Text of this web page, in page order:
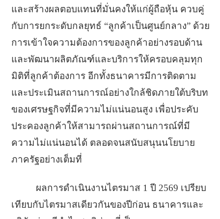
และสร้างผลตอบแทนที่มั่นคงให้แก่ผู้ถือหุ้น ควบคู่
กับการยกระดับกลยุทธ์ “ลูกค้าเป็นศูนย์กลาง” ด้วย
การเข้าใจความต้องการของลูกค้าอย่างรอบด้าน
และพัฒนาผลิตภัณฑ์และบริการให้ครอบคลุมทุก
มิติที่ลูกค้าต้องการ อีกทั้งธนาคารมีการติดตาม
และประเมินสถานการณ์อย่างใกล้ชิดภายใต้บริบท
ของเศรษฐกิจที่มีความไม่แน่นอนสูง เพื่อประคับ
ประคองลูกค้าให้สามารถผ่านสถานการณ์ที่มี
ความไม่แน่นอนได้ ตลอดจนสนับสนุนนโยบาย
ภาครัฐอย่างเต็มที่
ผลการดำเนินงานไตรมาส 1 ปี 2569 เปรียบ
เทียบกับไตรมาสเดียวกันของปีก่อน ธนาคารและ